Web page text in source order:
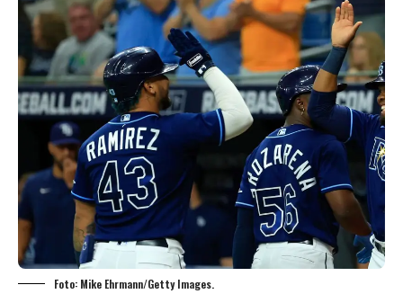
Foto: Mike Ehrmann/Getty Images.